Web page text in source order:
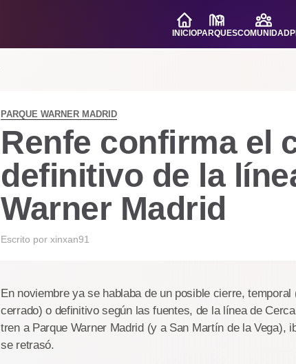
INICIOPARQUESCOMUNIDAD
PARQUE WARNER MADRID
Renfe confirma el
definitivo de la
Warner Madrid
Escrito por xinxan91
En noviembre ya se hablaba de un posible cierre,
cerrado) o definitivo según las fuentes, de la línea de
tren a Parque Warner Madrid (y a San Martín de la Vega),
se retrasó.